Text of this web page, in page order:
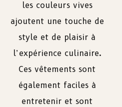
les couleurs vives
ajoutentune touche de
style et de plaisir à
l’expérience culinaire.
Cesvêtements sont
également faciles à
entretenir et sont